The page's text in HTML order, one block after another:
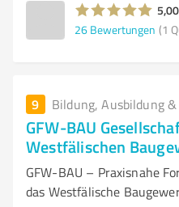
26 Bewertungen (1
9 Bildung, Ausbildung
GFW-BAU
Westfälischen
GFW-BAU – Praxisnahe
das Westfälische